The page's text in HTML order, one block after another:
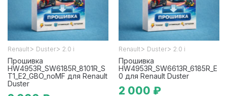
Renault > Duster> 2.0 i
Прошивка
HW4953R_SW6185R_8101R_S
T1_E2_GBO_noMF для Renault
Duster
Renault > Duster> 2.0 i
Прошивка
HW4953R_SW6613R_6185R_E
0 для Renault Duster
2 000 ₽